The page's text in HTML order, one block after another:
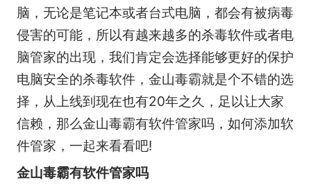
脑，无论是笔记本或者台式电脑，都会有被病毒
侵害的可能，所以有越来越多的杀毒软件或者电
脑管家的出现，我们肯定会选择能够更好的保护
电脑安全的杀毒软件，金山毒霸就是个不错的选
择，从上线到现在也有20年之久，足以让大家
信赖，那么金山毒霸有软件管家吗，如何添加软
件管家，一起来看看吧!
金山毒霸有软件管家吗